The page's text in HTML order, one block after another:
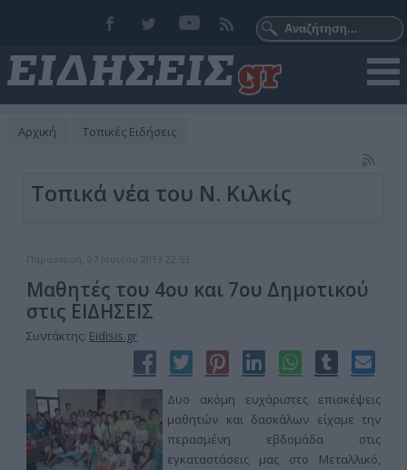
Αρχική Τοπικές Ειδήσεις
Τοπικά νέα του Ν. Κιλκίς
Παρασκευή, 07 Ιουνίου 2013 22:53
Μαθητές του 4ου και 7ου Δημοτικού
στις ΕΙΔΗΣΕΙΣ
Συντάκτης: Eidisis.gr
Δυο ακόμη ευχάριστες επισκέψεις
μαθητών και δασκάλων είχαμε την
περασμένη εβδομάδα στις
εγκαταστάσεις μας στο Μεταλλικό,